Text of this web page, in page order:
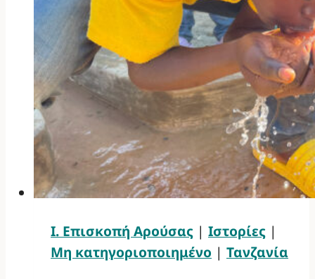
Ι. Επισκοπή Αρούσας | Ιστορίες |
Μη κατηγοριοποιημένο | Τανζανία